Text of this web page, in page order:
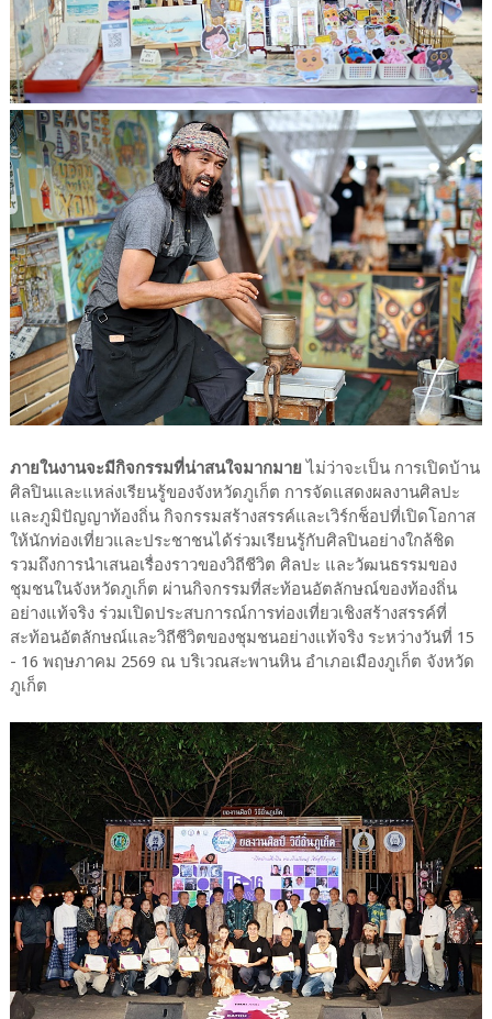
ภายในงานจะมีกิจกรรมที่น่าสนใจมากมาย ไม่ว่าจะเป็น การเปิดบ้าน
ศิลปินและแหล่งเรียนรู้ของจังหวัดภูเก็ต การจัดแสดงผลงานศิลปะ
และภูมิปัญญาท้องถิ่น กิจกรรมสร้างสรรค์และเวิร์กช็อปที่เปิดโอกาส
ให้นักท่องเที่ยวและประชาชนได้ร่วมเรียนรู้กับศิลปินอย่างใกล้ชิด
รวมถึงการนำเสนอเรื่องราวของวิถีชีวิต ศิลปะ และวัฒนธรรมของ
ชุมชนในจังหวัดภูเก็ต ผ่านกิจกรรมที่สะท้อนอัตลักษณ์ของท้องถิ่น
อย่างแท้จริง ร่วมเปิดประสบการณ์การท่องเที่ยวเชิงสร้างสรรค์ที่
สะท้อนอัตลักษณ์และวิถีชีวิตของชุมชนอย่างแท้จริง ระหว่างวันที่ 15
- 16 พฤษภาคม 2569 ณ บริเวณสะพานหิน อำเภอเมืองภูเก็ต จังหวัด
ภูเก็ต